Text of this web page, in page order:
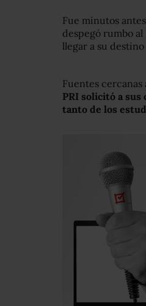
Fue minutos
despegó rumbo
llegar a su
Fuentes
PRI solicitó a
tanto de los